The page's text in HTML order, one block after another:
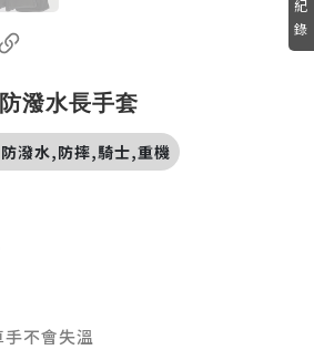
潑水長手套
潑水,防摔,騎士,重機
不會失溫
紀
錄